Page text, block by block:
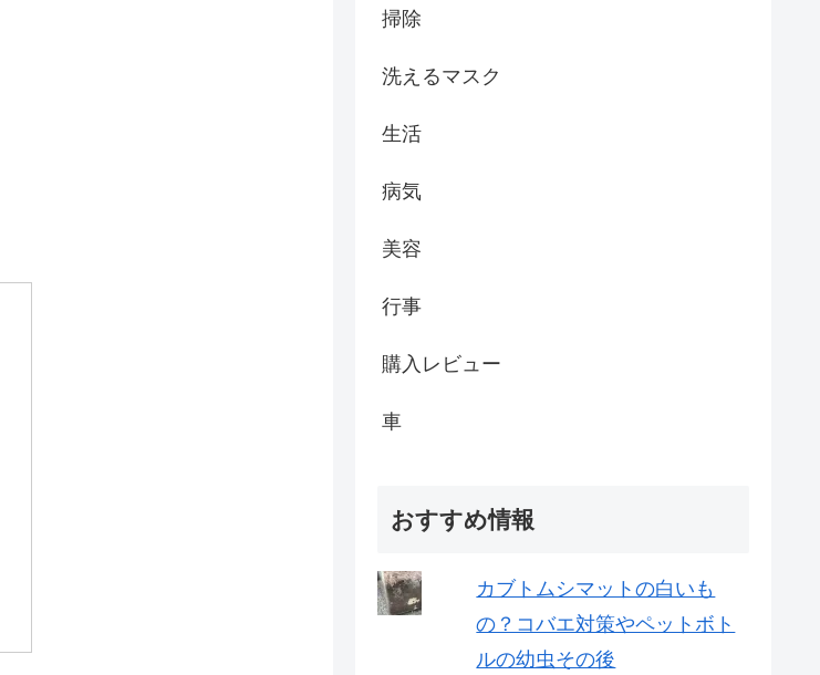
掃除
洗えるマスク
生活
病気
美容
行事
購入レビュー
車
おすすめ情報
カブトムシマットの白いも
の？コバエ対策やペットボト
ルの幼虫その後